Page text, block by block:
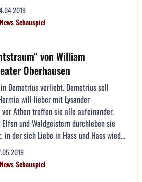
NewsSchauspiel
von William
Oberhausen
Demetrius verliebt. Demetrius soll
will lieber mit Lysander
vor Athen treffen sie alle aufeinander.
und Waldgeistern durchleben sie
in der sich Liebe in Hass und Hass wied...
NewsSchauspiel